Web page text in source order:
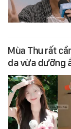
Mùa Thu rất
da vừa dưỡng